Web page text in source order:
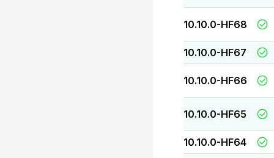
10.10.0-HF68
10.10.0-HF67
10.10.0-HF66
10.10.0-HF65
10.10.0-HF64